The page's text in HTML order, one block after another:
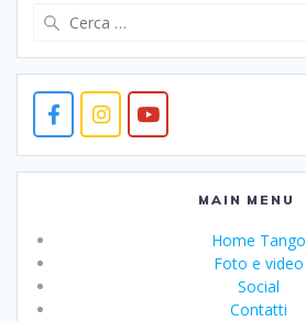
MAIN MENU
Home Tango
Foto e video
Social
Contatti